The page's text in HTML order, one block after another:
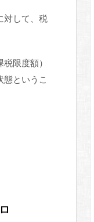
対して、税
限度額）
というこ